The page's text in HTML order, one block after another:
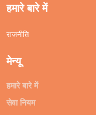
हमारे बारे में
राजनीति
मेन्यू
हमारे बारे में
सेवा नियम